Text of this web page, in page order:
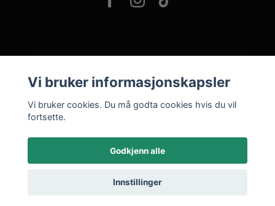
© 2026 VAR-sjekken–Powered by Quickbutik
Vi bruker informasjonskapsler
Vi bruker cookies. Du må godta cookies hvis du vil
fortsette.
Godkjenn alle
Innstillinger